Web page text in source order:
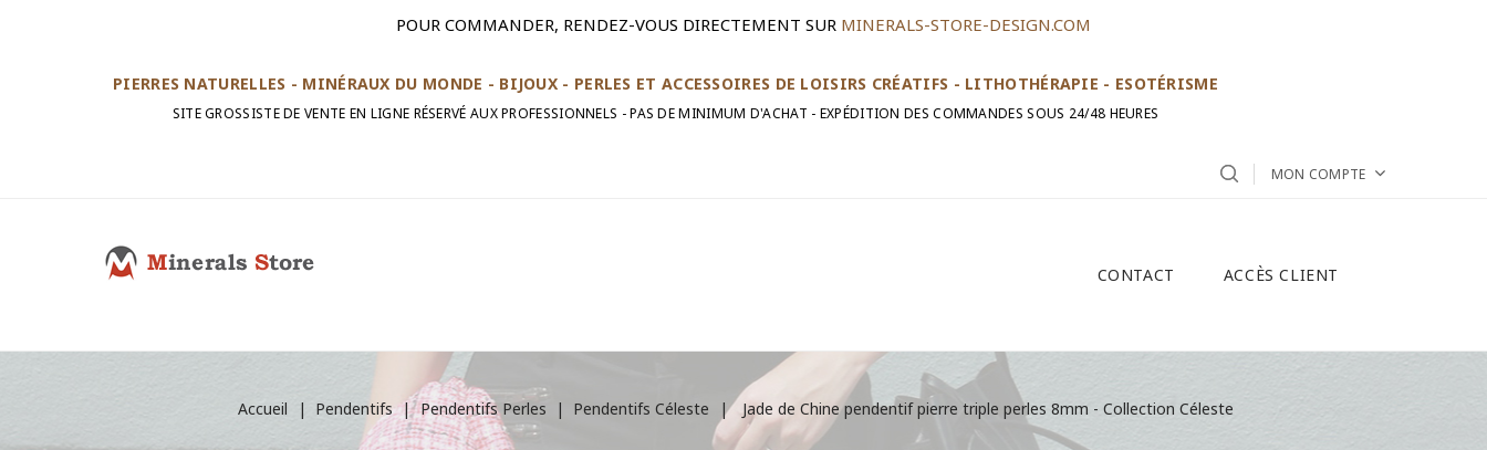
POUR COMMANDER, RENDEZ-VOUS DIRECTEMENT SUR MINERALS-STORE-DESIGN.COM
PIERRES NATURELLES - MINÉRAUX DU MONDE - BIJOUX - PERLES ET ACCESSOIRES DE LOISIRS CRÉATIFS - LITHOTHÉRAPIE - ESOTÉRISME
SITE GROSSISTE DE VENTE EN LIGNE RÉSERVÉ AUX PROFESSIONNELS - PAS DE MINIMUM D'ACHAT - EXPÉDITION DES COMMANDES SOUS 24/48 HEURES
MON COMPTE
CONTACT ACCÈS CLIENT
Accueil Pendentifs Pendentifs Perles Pendentifs Céleste Jade de Chine pendentif pierre triple perles 8mm - Collection Céleste